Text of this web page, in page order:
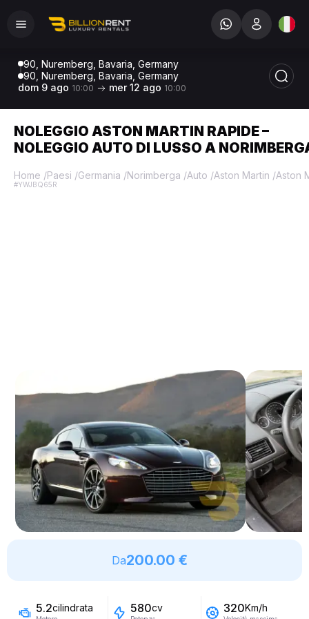
90, Nuremberg, Bavaria, Germany
90, Nuremberg, Bavaria, Germany
dom 9 ago 10:00 mer 12 ago 10:00
NOLEGGIO ASTON MARTIN RAPIDE –
NOLEGGIO AUTO DI LUSSO A
Home /Paesi /Germania /Norimberga /Auto /Aston Martin /Aston
#YWJBQ65R
Da200.00 €
5.2cilindrata 580cv 320Km/h